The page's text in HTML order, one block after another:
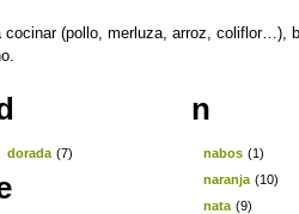
(pollo, merluza, arroz, coliflor…),
dorada (7)
n
nabos (1)
naranja (10)
nata (9)